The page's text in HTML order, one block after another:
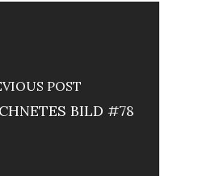
POST
BILD #78